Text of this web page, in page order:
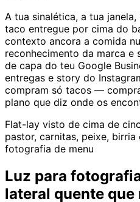
A tua sinalética, a tua
taco entregue por cima do
contexto ancora a comida
reconhecimento da marca
de capa do teu Google
entregas e story do
compram só tacos —
plano que diz onde os
Flat-lay visto de cima de
pastor, carnitas, peixe,
fotografia de menu
Luz para
lateral quente que